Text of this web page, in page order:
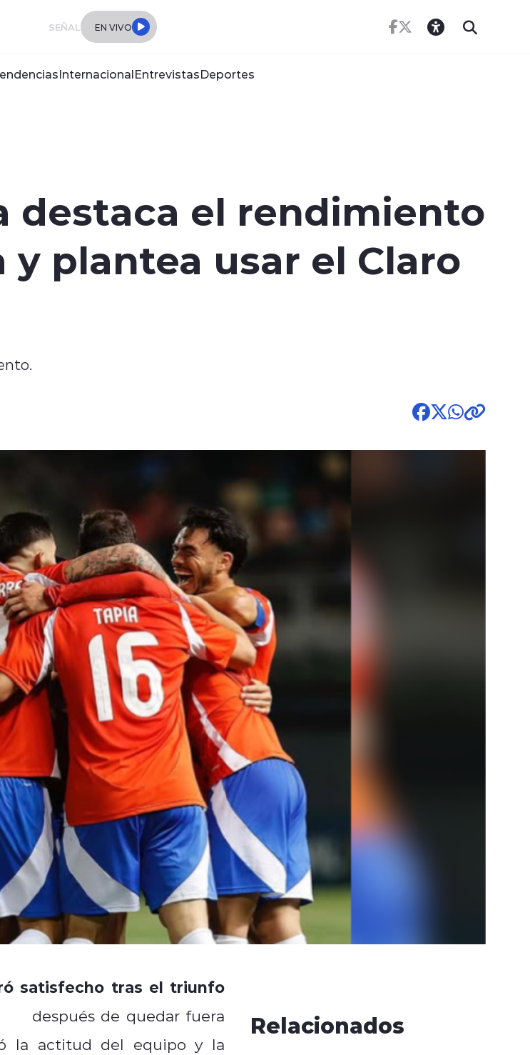
SEÑAL EN VIVO
InternacionalEntrevistasDeportes
destaca el rendimiento
plantea usar el Claro
satisfecho tras el triunfo
después de quedar fuera
la actitud del equipo y la
Relacionados